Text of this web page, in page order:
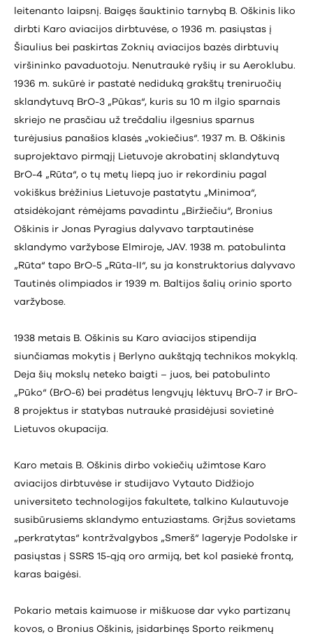
leitenanto laipsnį. Baigęs šauktinio tarnybą B. Oškinis liko
dirbti Karo aviacijos dirbtuvėse, o 1936 m. pasiųstas į
Šiaulius bei paskirtas Zoknių aviacijos bazės dirbtuvių
viršininko pavaduotoju. Nenutraukė ryšių ir su Aeroklubu.
1936 m. sukūrė ir pastatė nediduką grakštų treniruočių
sklandytuvą BrO-3 „Pūkas“, kuris su 10 m ilgio sparnais
skriejo ne prasčiau už trečdaliu ilgesnius sparnus
turėjusius panašios klasės „vokiečius“. 1937 m. B. Oškinis
suprojektavo pirmąjį Lietuvoje akrobatinį sklandytuvą
BrO-4 „Rūta“, o tų metų liepą juo ir rekordiniu pagal
vokiškus brėžinius Lietuvoje pastatytu „Minimoa“,
atsidėkojant rėmėjams pavadintu „Biržiečiu“, Bronius
Oškinis ir Jonas Pyragius dalyvavo tarptautinėse
sklandymo varžybose Elmiroje, JAV. 1938 m. patobulinta
„Rūta“ tapo BrO-5 „Rūta-II“, su ja konstruktorius dalyvavo
Tautinės olimpiados ir 1939 m. Baltijos šalių orinio sporto
varžybose.
1938 metais B. Oškinis su Karo aviacijos stipendija
siunčiamas mokytis į Berlyno aukštąją technikos mokyklą.
Deja šių mokslų neteko baigti – juos, bei patobulinto
„Pūko“ (BrO-6) bei pradėtus lengvųjų lėktuvų BrO-7 ir BrO-
8 projektus ir statybas nutraukė prasidėjusi sovietinė
Lietuvos okupacija.
Karo metais B. Oškinis dirbo vokiečių užimtose Karo
aviacijos dirbtuvėse ir studijavo Vytauto Didžiojo
universiteto technologijos fakultete, talkino Kulautuvoje
susibūrusiems sklandymo entuziastams. Grįžus sovietams
„perkratytas“ kontržvalgybos „Smerš“ lageryje Podolske ir
pasiųstas į SSRS 15-ąją oro armiją, bet kol pasiekė frontą,
karas baigėsi.
Pokario metais kaimuose ir miškuose dar vyko partizanų
kovos, o Bronius Oškinis, įsidarbinęs Sporto reikmenų